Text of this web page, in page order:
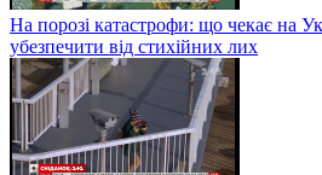
На порозі катастрофи: що чекає на
убезпечити від стихійних лих